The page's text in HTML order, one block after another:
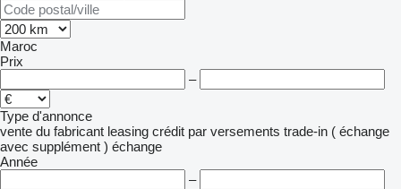
Maroc
Prix
–
Type d'annonce
vente du fabricant leasing crédit par versements trade-in ( échange
avec supplément ) échange
Année
–